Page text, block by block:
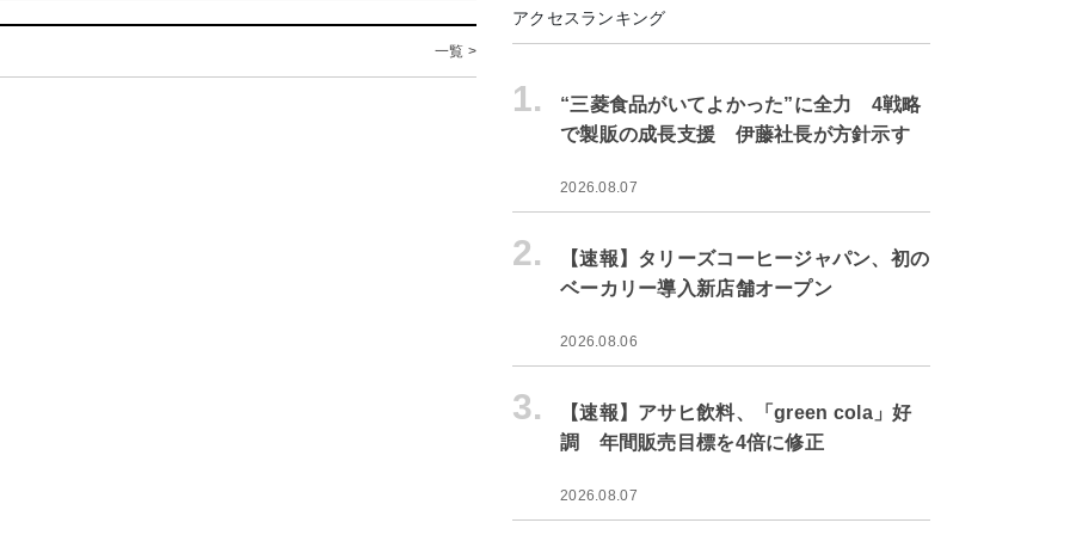
一覧 >
アクセスランキング
1.
“三菱食品がいてよかった”に全力 4戦略
で製販の成長支援 伊藤社長が方針示す
2026.08.07
2.
【速報】タリーズコーヒージャパン、初の
ベーカリー導入新店舗オープン
2026.08.06
3.
【速報】アサヒ飲料、「green cola」好
調 年間販売目標を4倍に修正
2026.08.07